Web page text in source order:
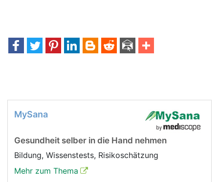
MySana
Gesundheit selber in die Hand nehmen
Bildung, Wissenstests, Risikoschätzung
Mehr zum Thema